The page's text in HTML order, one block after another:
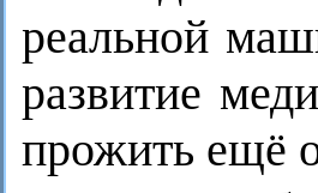
реальной
развитие
прожить ещё